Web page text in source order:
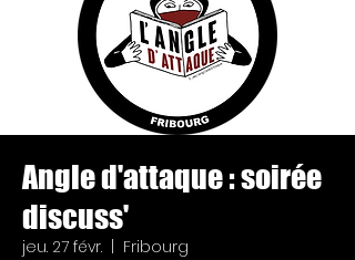
Angle d'attaque : soirée
discuss'
jeu. 27 févr. Fribourg